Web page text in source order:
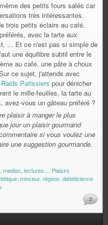
des petits fours salés car
très intéressantes.
trois petits éclairs au café.
avec la tarte aux
... Et ce n'est pas si simple de
une équilibre subtil entre le
au café, une pâte à choux
ce sujet, j'attends avec
Raids Patissiers pour dénicher
le mille-feuilles, la tarte au
avez-vous un gâteau préféré ?
plaisir à manger le plus
jour un plaisir gourmand
si vous voulez une
une suggestion gourmande.
medias, lectures... Plaisirs
minceur, régime diététicienne
2